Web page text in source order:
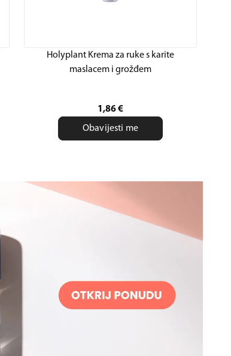
Holyplant Krema za ruke s karite
maslacem i grožđem
1,86€
Obavijesti me